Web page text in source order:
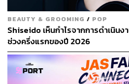
หลังจากที่รัสเซียถูกชาติตะวันตกคว่
ลงทุนหลักของรัสเซีย ในปี 2023 ก
ในรัสเซียเพิ่มขึ้นมากถึงร้อยละ 150
พลังงาน เทคโนโลยี และโครงสร้าง
ใหญ่ของจีน เช่น CNPC และ
เข้าไปลงทุนโครงการพลังงานและ
BEAUTY & GROOMING / POP
Shiseido เห็นกำไรจากการดำเนินง
ช่วงครึ่งแรกของปี 2026